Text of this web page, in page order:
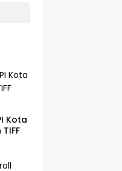
Kota